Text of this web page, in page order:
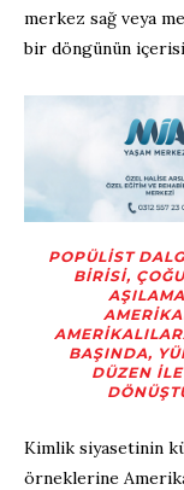
merkez sağ veya
bir döngünün
POPÜLIST
BIRISI,
BAŞINDA,
DÜZEN
Kimlik siyasetinin
örneklerine